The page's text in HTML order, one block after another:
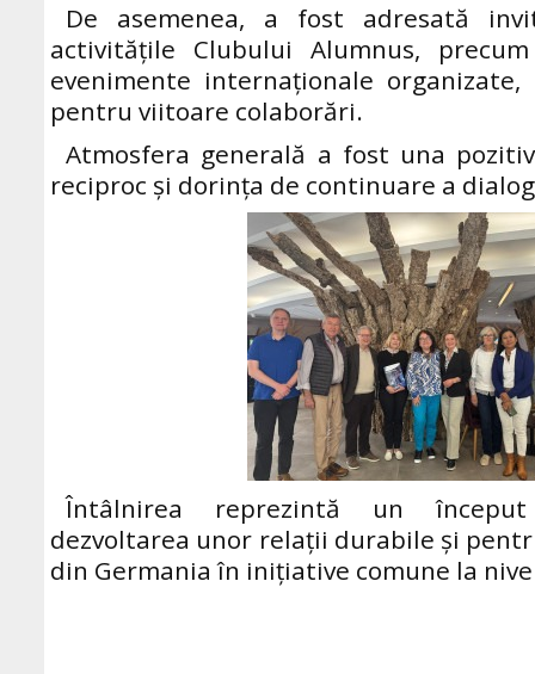
De asemenea, a fost adresată
activitățile Clubului Alumnus,
evenimente internaționale
pentru viitoare colaborări.
Atmosfera generală a fost una
reciproc și dorința de continuare a
Întâlnirea reprezintă un
dezvoltarea unor relații durabile și
din Germania în inițiative comune la